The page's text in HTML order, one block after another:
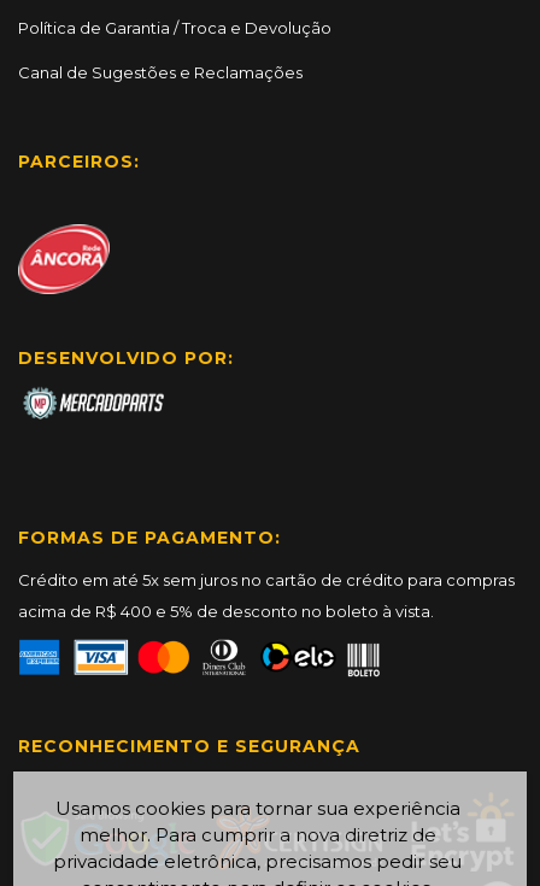
Usamos cookies para tornar sua experiência
melhor. Para cumprir a nova diretriz de
privacidade eletrônica, precisamos pedir seu
Política de Garantia / Troca e Devolução
Canal de Sugestões e Reclamações
PARCEIROS:
DESENVOLVIDO POR:
FORMAS DE PAGAMENTO:
Crédito em até 5x sem juros no cartão de crédito para compras
acima de R$ 400 e 5% de desconto no boleto à vista.
RECONHECIMENTO E SEGURANÇA